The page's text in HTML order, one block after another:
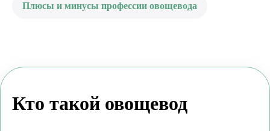
Плюсы и минусы профессии овощевода
Кто такой овощевод